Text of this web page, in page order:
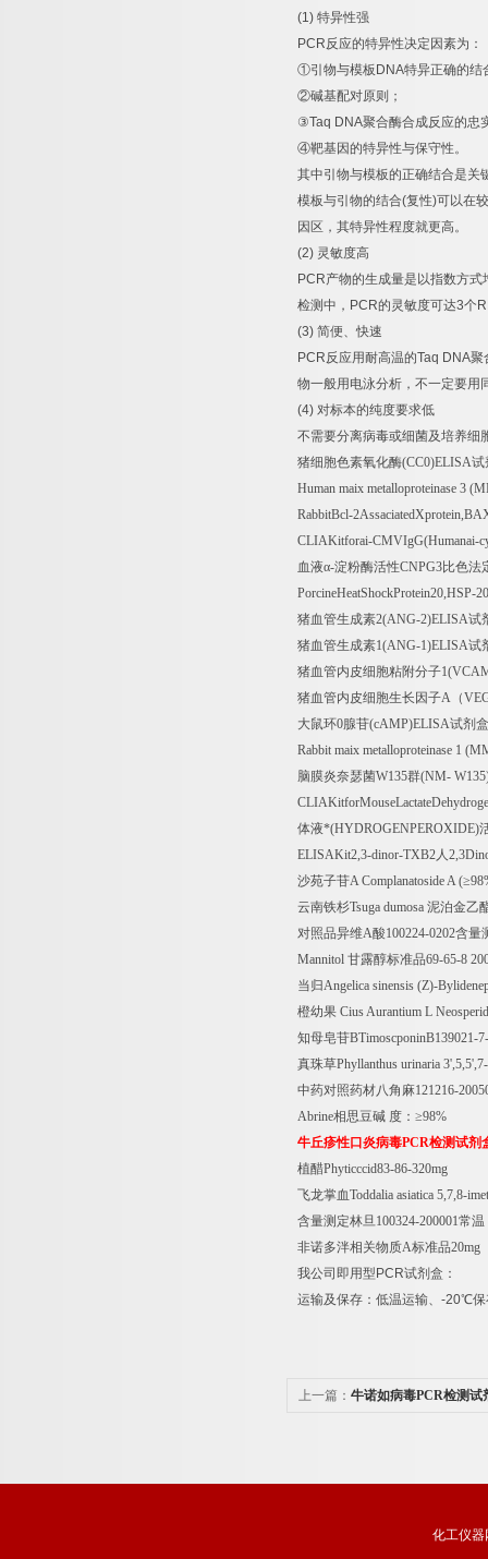
(1) 特异性强
PCR反应的特异性决定因素为：
①引物与模板 DNA特异正确的结
②碱基配对原则；
③Taq DNA聚合酶合成反应的忠
④靶基因的特异性与保守性。
其中引物与模板的正确结合是关
模板与引物的结合(复性)可以在
因区，其特异性程度就更高。
(2) 灵敏度高
PCR产物的生成量是以指数方式
检测中， PCR的灵敏度可达3个
(3) 简便、快速
PCR反应用耐高温的Taq DNA聚
物一般用电泳分析，不一定要用
(4) 对标本的纯度要求低
不需要分离病毒或细菌及培养细
猪细胞色素氧化酶(CC0)ELISA试
Human maix metalloproteinase 3
RabbitBcl-
CLIAKitforai-CMVIgG(Humanai-
血液α-淀粉酶活性CNPG3比色法
PorcineHeatShockProtein20,HSP-
猪血管生成素2(ANG-2)ELISA试
猪血管生成素1(ANG-1)ELISA试
猪血管内皮细胞粘附分子
猪血管内皮细胞生长因子A （
大鼠环0腺苷(cAMP)ELISA试剂盒
Rabbit maix metalloproteinase 1
脑膜炎奈瑟菌W135群(NM-
体液*(HYDROGENPEROXIDE)
ELISAKit2,3-dinor-TXB2人
沙苑子苷A Complanatoside A (≥
云南铁杉Tsuga dumosa 泥泊金乙
对照品异维A酸100224-0202含量
Mannitol 甘露醇标准品69-65-8
当归Angelica sinensis (Z)-
橙幼果 Cius Aurantium L
知母皂苷BTimoscponinB139021-
真珠草Phyllanthus urinaria
中药对照药材八角麻121216-
Abrine相思豆碱 度：≥98%
牛丘疹性口炎病毒PCR检测试剂
植醋Phyticccid83-86-320mg
飞龙掌血Toddalia asiatica 5,7,8-
含量测定林旦100324-200001常温
非诺多泮相关物质A标准品20mg
我公司即用型 PCR试剂盒：
运输及保存：低温运输、 -20℃
上一篇： 牛诺如病毒PCR检测试
化工仪器